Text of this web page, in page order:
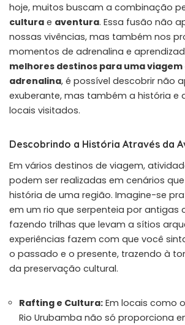
hoje, muitos buscam a combinação
cultura e aventura. Essa fusão não
nossas vivências, mas também nos
momentos de adrenalina e
melhores destinos para uma
adrenalina, é possível descobrir não
exuberante, mas também a história e
locais visitados.
Descobrindo a História Através da
Em vários destinos de viagem,
podem ser realizadas em cenários
história de uma região. Imagine-se
em um rio que serpenteia por antigas
fazendo trilhas que levam a sítios
experiências fazem com que você
o passado e o presente, trazendo à
da preservação cultural.
Rafting e Cultura: Em locais como
Rio Urubamba não só proporciona